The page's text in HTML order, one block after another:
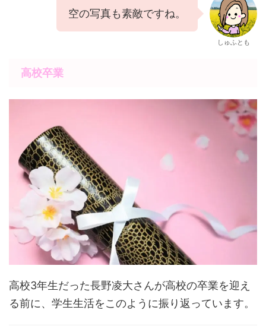
空の写真も素敵ですね。
しゅふとも
高校卒業
高校3年生だった長野凌大さんが高校の卒業を迎え
る前に、学生生活をこのように振り返っています。